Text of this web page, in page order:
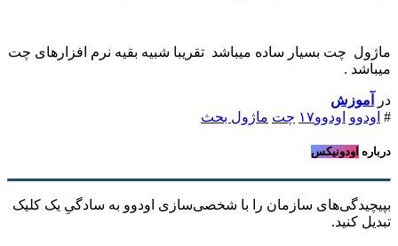
ماژول چت بسیار ساده میباشد تقریبا شبیه بقیه نرم افزارهای چت
میباشد .
در
آموزش
# اودوو اودوو۱۷ چت ماژول بحث
درباره اودونیکس
بپیچیدگی‌های سازمان را با شخصی‌سازی اودوو به سادگیِ یک کلیک
تبدیل کنید.